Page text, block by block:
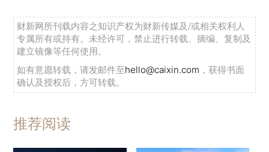
财新网所刊载内容之知识产权为财新传媒及/或相关权利人
专属所有或持有。未经许可，禁止进行转载、摘编、复制及
建立镜像等任何使用。
如有意愿转载，请发邮件至hello@caixin.com ，获得书面
确认及授权后，方可转载。
推荐阅读